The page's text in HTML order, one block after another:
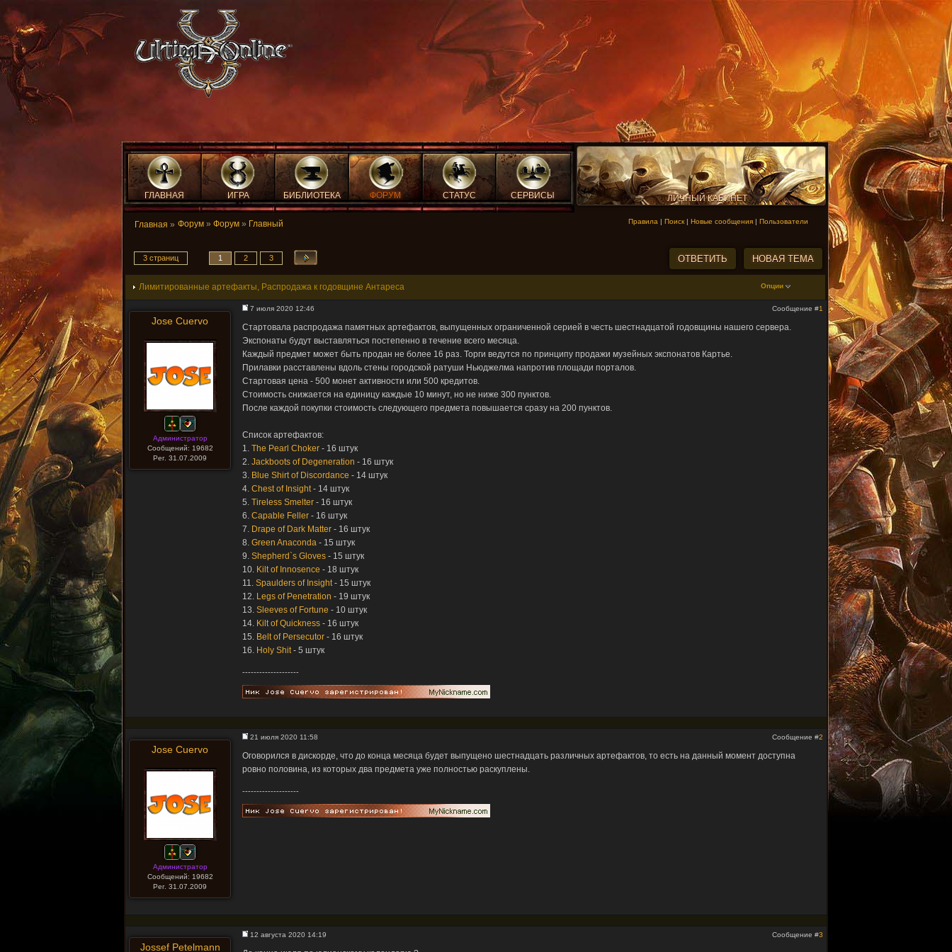
ГЛАВНАЯ ИГРА БИБЛИОТЕКА ФОРУМ СТАТУС СЕРВИСЫ ЛИЧНЫЙ КАБИНЕТ
Главная » Форум » Форум » Главный Правила | Поиск | Новые сообщения | Пользователи
3 страниц 1 2 3
Лимитированные артефакты, Распродажа к годовщине Антареса Опции
Jose Cuervo
Администратор
Сообщений: 19682
Рег. 31.07.2009
7 июля 2020 12:46 Сообщение #1
Стартовала распродажа памятных артефактов, выпущенных ограниченной серией в честь шестнадцатой годовщины нашего сервера.
Экспонаты будут выставляться постепенно в течение всего месяца.
Каждый предмет может быть продан не более 16 раз. Торги ведутся по принципу продажи музейных экспонатов Картье.
Прилавки расставлены вдоль стены городской ратуши Ньюджелма напротив площади порталов.
Стартовая цена - 500 монет активности или 500 кредитов.
Стоимость снижается на единицу каждые 10 минут, но не ниже 300 пунктов.
После каждой покупки стоимость следующего предмета повышается сразу на 200 пунктов.
Список артефактов:
1. The Pearl Choker - 16 штук
2. Jackboots of Degeneration - 16 штук
3. Blue Shirt of Discordance - 14 штук
4. Chest of Insight- 14 штук
5. Tireless Smelter - 16 штук
6. Capable Feller - 16 штук
7. Drape of Dark Matter - 16 штук
8. Green Anaconda - 15 штук
9. Shepherd`s Gloves - 15 штук
10. Kilt of Innosence - 18 штук
11. Spaulders of Insight- 15 штук
12. Legs of Penetration - 19 штук
13. Sleeves of Fortune - 10 штук
14. Kilt of Quickness - 16 штук
15. Belt of Persecutor - 16 штук
16. Holy Shit- 5 штук
--------------------
Jose Cuervo
Администратор
Сообщений: 19682
Рег. 31.07.2009
21 июля 2020 11:58 Сообщение #2
Оговорился в дискорде, что до конца месяца будет выпущено шестнадцать различных артефактов, то есть на данный момент доступна
ровно половина, из которых два предмета уже полностью раскуплены.
--------------------
Jossef Petelmann
12 августа 2020 14:19 Сообщение #3